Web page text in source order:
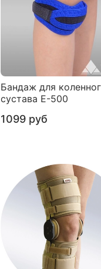
Бандаж для
сустава Е-500
1099 руб